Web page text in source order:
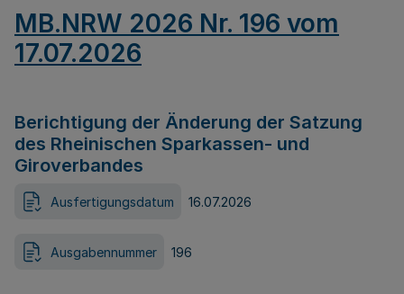
MB.NRW 2026 Nr. 196 vom
17.07.2026
Berichtigung der Änderung der Satzung
des Rheinischen Sparkassen- und
Giroverbandes
Ausfertigungsdatum 16.07.2026
Ausgabennummer 196